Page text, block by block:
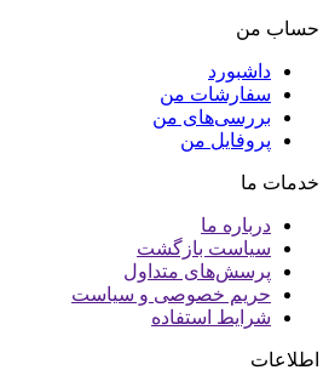
حساب من
داشبورد
سفارشات من
بررسی‌های من
پروفایل من
خدمات ما
درباره ما
سیاست بازگشت
پرسش‌های متداول
حریم خصوصی و سیاست
شرایط استفاده
اطلاعات